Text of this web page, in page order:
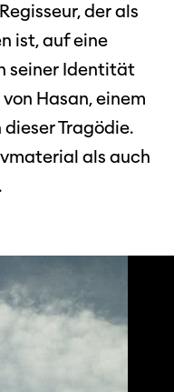
der als
ist, auf eine
seiner Identität
Hasan, einem
Tragödie.
als auch